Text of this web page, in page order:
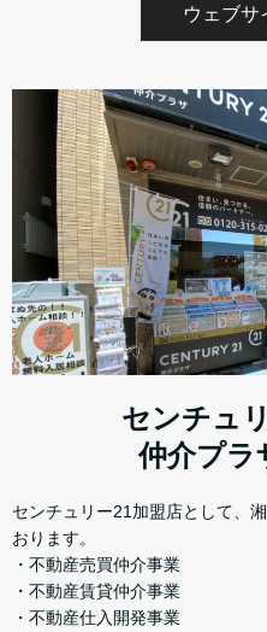
ウェブサ
センチュ
仲介プラ
センチュリー21加盟店として、
おります。
・不動産売買仲介事業
・不動産賃貸仲介事業
・不動産仕入開発事業